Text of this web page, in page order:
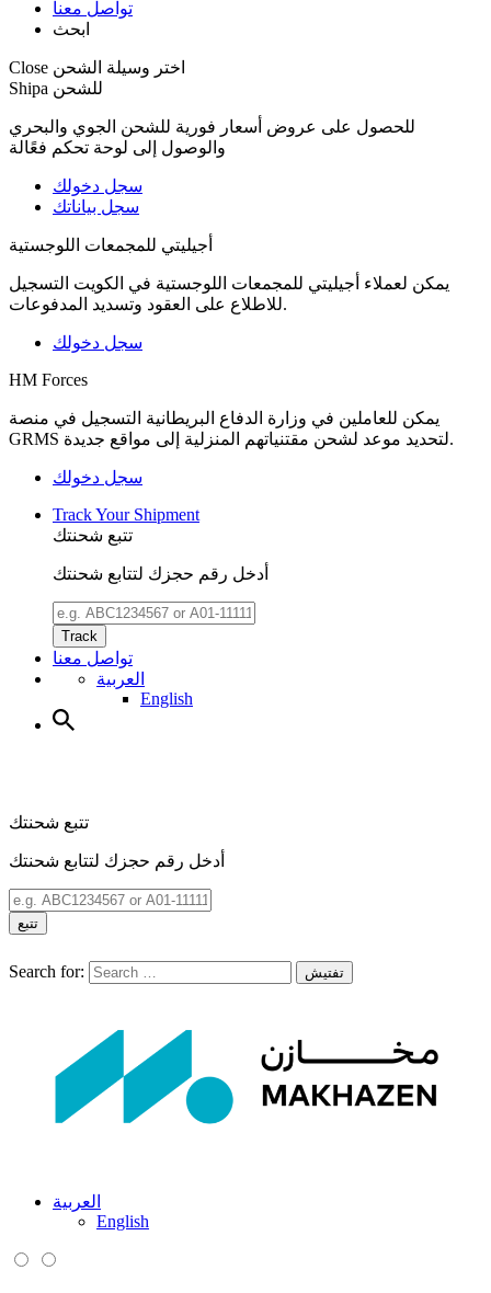
تواصل معنا
ابحث
Close اختر وسيلة الشحن
Shipa للشحن
للحصول على عروض أسعار فورية للشحن الجوي والبحري
والوصول إلى لوحة تحكم فعًالة
سجل دخولك
سجل بياناتك
أجيليتي للمجمعات اللوجستية
يمكن لعملاء أجيليتي للمجمعات اللوجستية في الكويت التسجيل
للاطلاع على العقود وتسديد المدفوعات.
سجل دخولك
HM Forces
يمكن للعاملين في وزارة الدفاع البريطانية التسجيل في منصة
GRMS لتحديد موعد لشحن مقتنياتهم المنزلية إلى مواقع جديدة.
سجل دخولك
Track Your Shipment
تتبع شحنتك
أدخل رقم حجزك لتتابع شحنتك
Track
تواصل معنا
العربية
English
تتبع شحنتك
أدخل رقم حجزك لتتابع شحنتك
تتبع
Search for: تفتيش
العربية
English